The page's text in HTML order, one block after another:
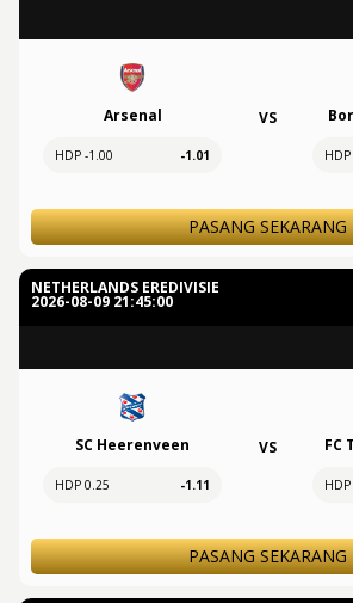
Arsenal
HDP -1.00 -1.01
VS
PASANG SEKARANG
NETHERLANDS EREDIVISIE
2026-08-09 21:45:00
SC Heerenveen
HDP 0.25 -1.11
VS FC
PASANG SEKARANG